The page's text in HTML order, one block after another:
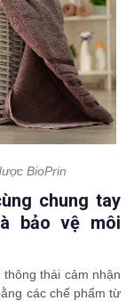
BioPrin
chung tay
bảo vệ môi
thái cảm nhận
các chế phẩm từ